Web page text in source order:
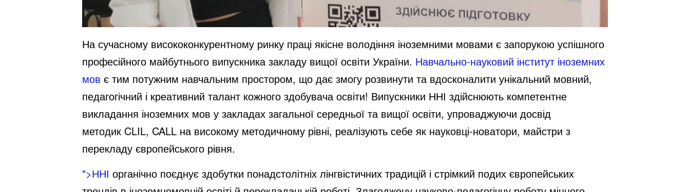
На сучасному висококонкурентному ринку праці якісне володіння іноземними мовами є запорукою успішного
професійного майбутнього випускника закладу вищої освіти України. Навчально-науковий інститут іноземних
мов є тим потужним навчальним простором, що дає змогу розвинути та вдосконалити унікальний мовний,
педагогічний і креативний талант кожного здобувача освіти! Випускники ННІ здійснюють компетентне
викладання іноземних мов у закладах загальної середньої та вищої освіти, упроваджуючи досвід
методик CLIL, CALL на високому методичному рівні, реалізують себе як науковці-новатори, майстри з
перекладу європейського рівня.
">ННІ органічно поєднує здобутки понадстолітніх лінгвістичних традицій і стрімкий подих європейських